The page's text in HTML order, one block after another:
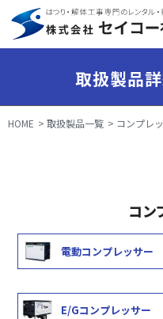
取扱製品
HOME 取扱製品一覧 コンプレ
コン
電動コンプレッサー
E/Gコンプレッサー